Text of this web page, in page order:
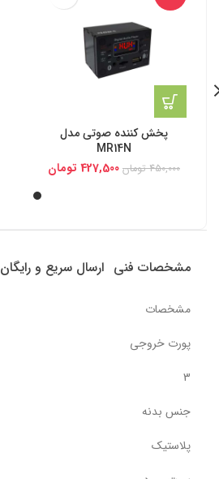
پخش کننده صوتی مدل
MR14N
450,000 تومان 427,500 تومان
مشخصات فنی ارسال سریع و رایگان
مشخصات
پورت خروجی
3
جنس بدنه
پلاستیک